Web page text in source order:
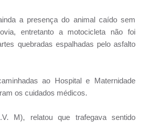
a presença do animal caído sem
entretanto a motocicleta não foi
quebradas espalhadas pelo asfalto
ao Hospital e Maternidade
os cuidados médicos.
M), relatou que trafegava sentido